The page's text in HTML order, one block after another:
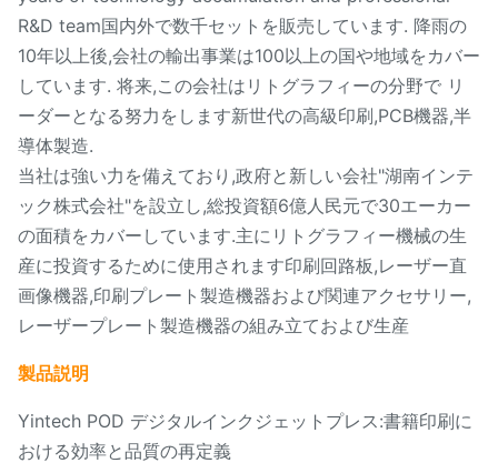
R&D team国内外で数千セットを販売しています. 降雨の
10年以上後,会社の輸出事業は100以上の国や地域をカバー
しています. 将来,この会社はリトグラフィーの分野で リ
ーダーとなる努力をします新世代の高級印刷,PCB機器,半
導体製造.
当社は強い力を備えており,政府と新しい会社"湖南インテ
ック株式会社"を設立し,総投資額6億人民元で30エーカー
の面積をカバーしています.主にリトグラフィー機械の生
産に投資するために使用されます印刷回路板,レーザー直
画像機器,印刷プレート製造機器および関連アクセサリー,
レーザープレート製造機器の組み立ておよび生産
製品説明
Yintech POD デジタルインクジェットプレス:書籍印刷に
おける効率と品質の再定義